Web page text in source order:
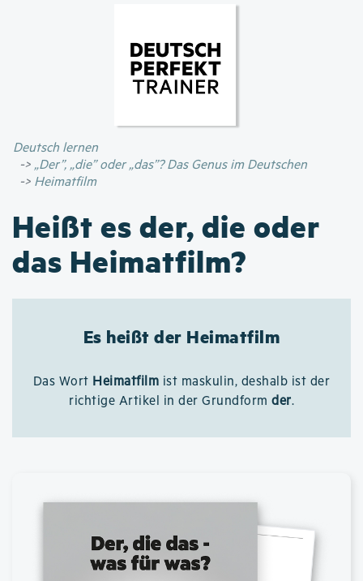
Inhalt
Deutsch lernen
„Der”, „die” oder „das”? Das Genus im Deutschen
Heimatfilm
Heißt es der, die oder
das Heimatfilm?
Es heißt der Heimatfilm
Das Wort Heimatfilm ist maskulin, deshalb ist der
richtige Artikel in der Grundform der.